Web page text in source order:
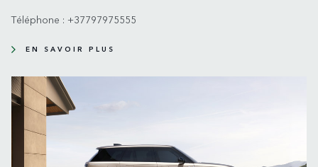
Téléphone : +37797975555
EN SAVOIR PLUS